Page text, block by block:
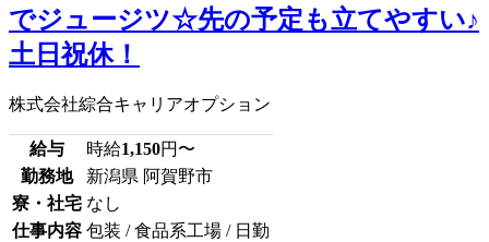
でジュージツ☆先の予定も立てやすい♪
土日祝休！
株式会社綜合キャリアオプション
給与 時給1,150円〜
勤務地
新潟県 阿賀野市
寮・社宅 なし
仕事内容 包装 / 食品系工場 / 日勤